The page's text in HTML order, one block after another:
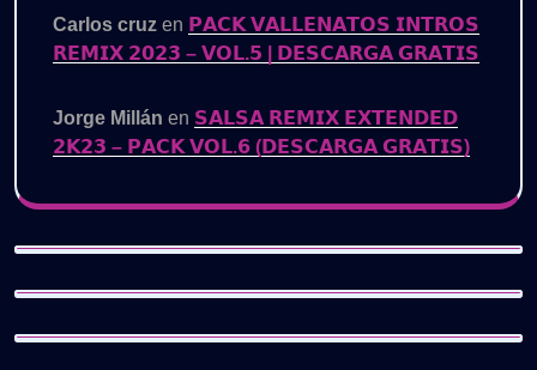
Carlos cruz en 𝗣𝗔𝗖𝗞 𝗩𝗔𝗟𝗟𝗘𝗡𝗔𝗧𝗢𝗦 𝗜𝗡𝗧𝗥𝗢𝗦
𝗥𝗘𝗠𝗜𝗫 𝟮𝟬𝟮𝟯 – 𝗩𝗢𝗟.𝟱 | 𝗗𝗘𝗦𝗖𝗔𝗥𝗚𝗔 𝗚𝗥𝗔𝗧𝗜𝗦
Jorge Millán en 𝗦𝗔𝗟𝗦𝗔 𝗥𝗘𝗠𝗜𝗫 𝗘𝗫𝗧𝗘𝗡𝗗𝗘𝗗
𝟮𝗞𝟮𝟯 – 𝗣𝗔𝗖𝗞 𝗩𝗢𝗟.𝟲 (𝗗𝗘𝗦𝗖𝗔𝗥𝗚𝗔 𝗚𝗥𝗔𝗧𝗜𝗦)